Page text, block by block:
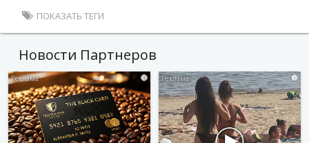
ПОКАЗАТЬ ТЕГИ
Новости Партнеров
i i